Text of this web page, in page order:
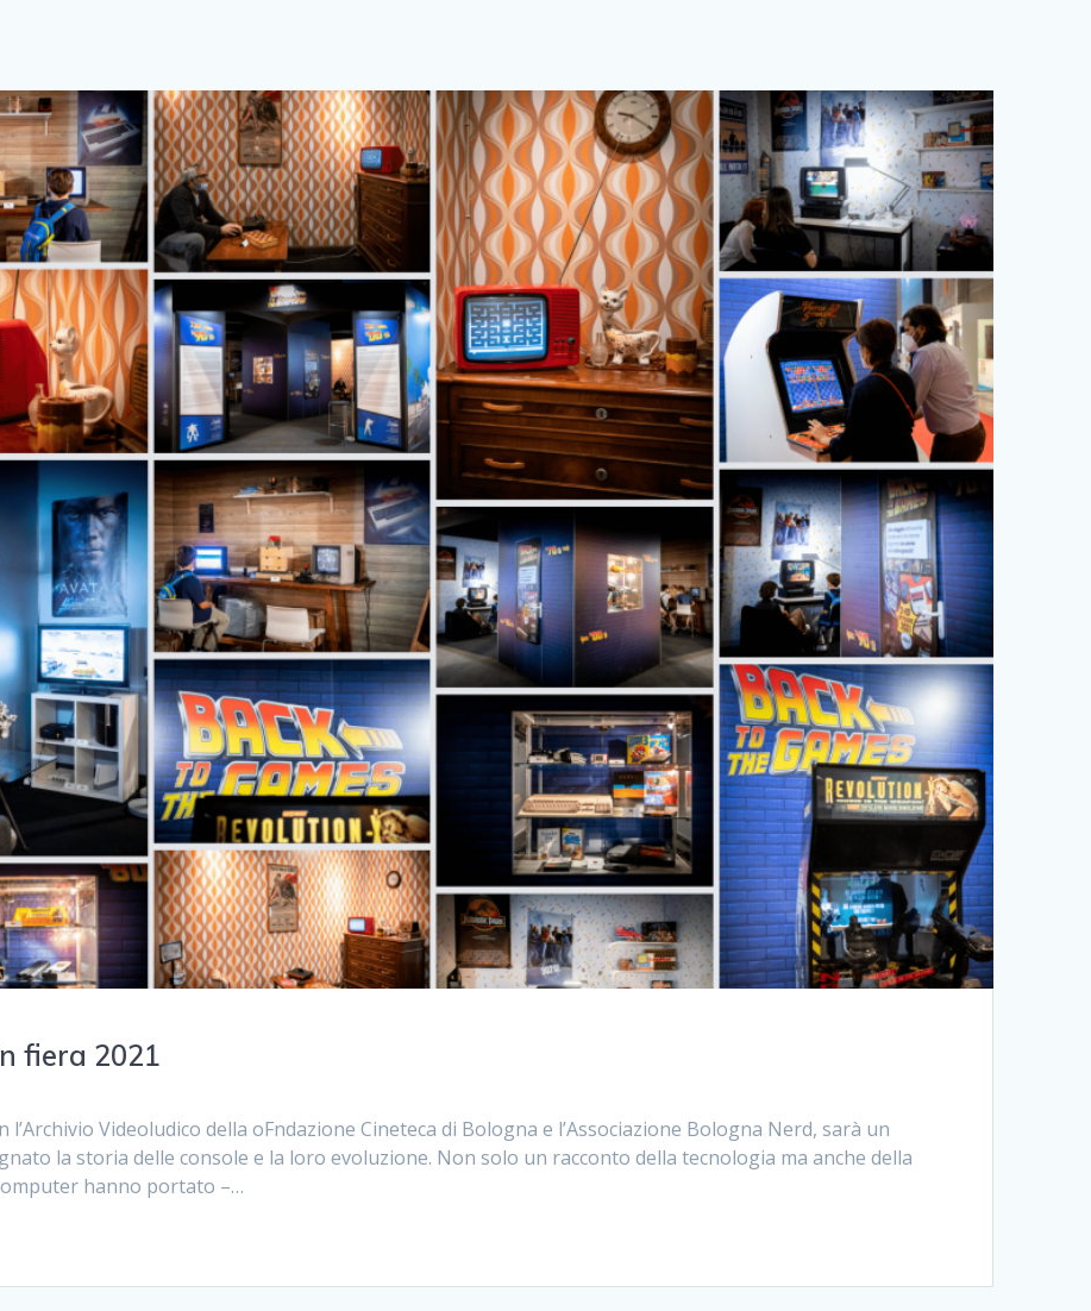
fiera 2021
l’Archivio Videoludico della oFndazione Cineteca di Bologna e l’Associazione Bologna Nerd, sarà un
la storia delle console e la loro evoluzione. Non solo un racconto della tecnologia ma anche della
hanno portato –…